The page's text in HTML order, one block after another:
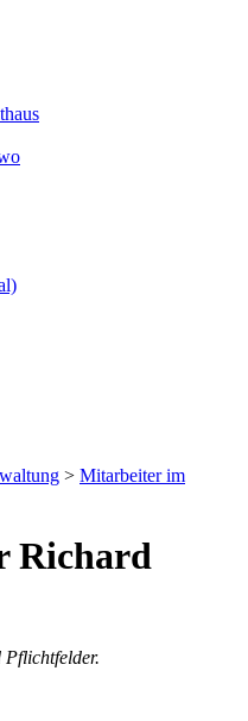
> Mitarbeiter im
Richard
Pflichtfelder.